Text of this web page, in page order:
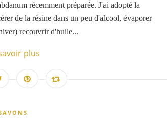
récemment préparée. J'ai adopté la
de la résine dans un peu d'alcool, évaporer
recouvrir d'huile...
plus